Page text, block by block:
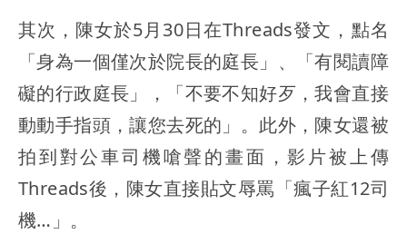
其次，陳女於5月30日在Threads發文，點名
「身為一個僅次於院長的庭長」、「有閱讀障
礙的行政庭長」，「不要不知好歹，我會直接
動動手指頭，讓您去死的」。此外，陳女還被
拍到對公車司機嗆聲的畫面，影片被上傳
Threads後，陳女直接貼文辱罵「瘋子紅12司
機…」。